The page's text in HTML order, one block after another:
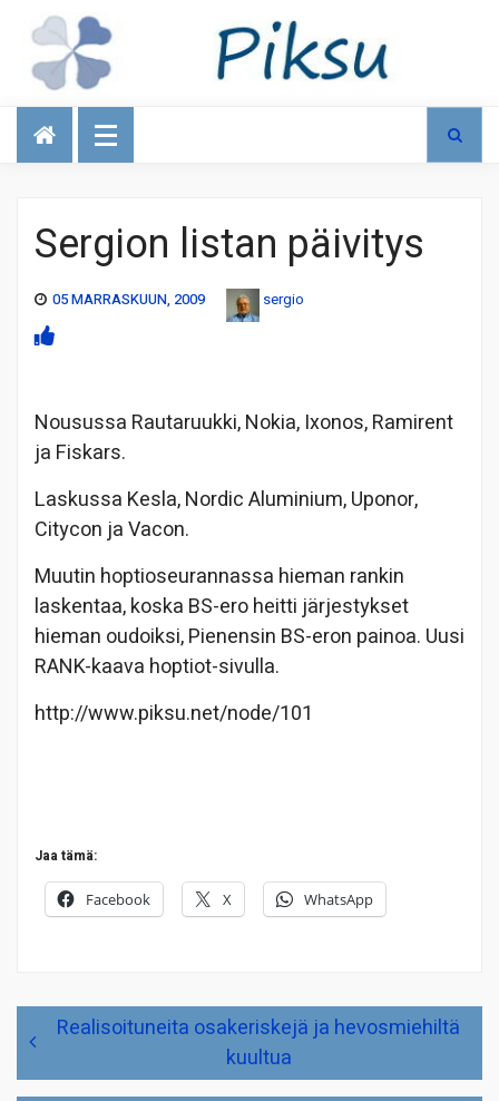
Talous
Sergion listan päivitys
05 MARRASKUUN, 2009 sergio
Nousussa Rautaruukki, Nokia, Ixonos, Ramirent
ja Fiskars.
Laskussa Kesla, Nordic Aluminium, Uponor,
Citycon ja Vacon.
Muutin hoptioseurannassa hieman rankin
laskentaa, koska BS-ero heitti järjestykset
hieman oudoiksi, Pienensin BS-eron painoa. Uusi
RANK-kaava hoptiot-sivulla.
http://www.piksu.net/node/101
Jaa tämä:
Facebook X WhatsApp
Artikkelien
selausRealisoituneita osakeriskejä ja hevosmiehiltä
kuultua